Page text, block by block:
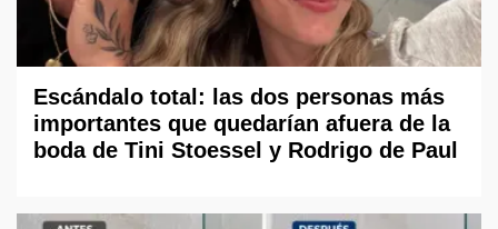
Escándalo total: las dos personas más
importantes que quedarían afuera de la
boda de Tini Stoessel y Rodrigo de Paul